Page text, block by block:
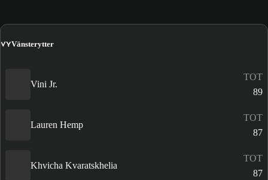
VYVänsterytter
Vini Jr.
TOT
89
Lauren Hemp
TOT
87
Khvicha Kvaratskhelia
TOT
87